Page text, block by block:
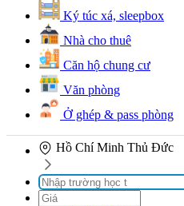
Ký túc xá, sleepbox
Nhà cho thuê
Căn hộ chung cư
Văn phòng
Ở ghép & pass phòng
Hồ Chí Minh Thủ Đức